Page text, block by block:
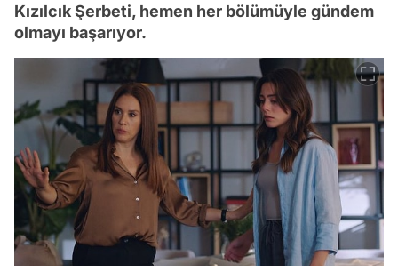
Kızılcık Şerbeti, hemen her bölümüyle gündem
olmayı başarıyor.